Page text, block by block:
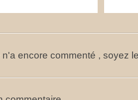
encore commenté , soyez